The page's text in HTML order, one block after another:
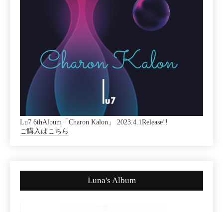
Lu7 6thAlbum「Charon Kalon」 2023.4.1Release!!
ご購入はこちら
Luna's Album